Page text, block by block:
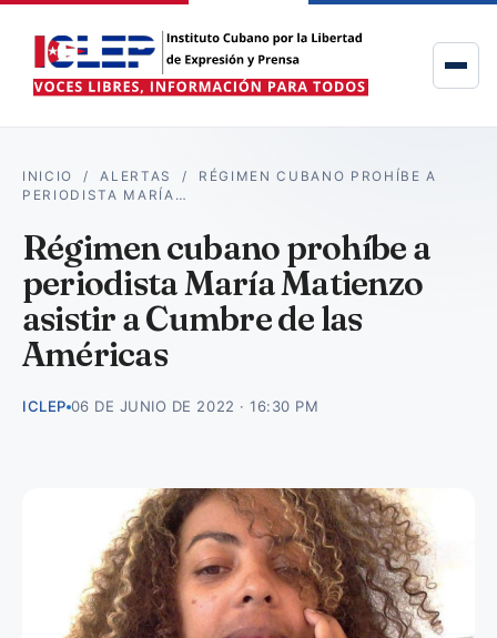
INICIO /ALERTAS / RÉGIMEN CUBANO PROHÍBE A
PERIODISTA MARÍA…
Régimen cubano prohíbe a
periodista María Matienzo
asistir a Cumbre de las
Américas
ICLEP 06 DE JUNIO DE 2022 · 16:30 PM